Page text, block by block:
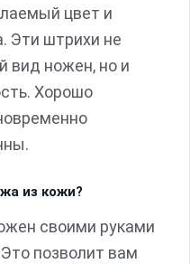
цвет и
Эти штрихи не
вид ножен, но и
Хорошо
из кожи?
своими руками
позволит вам